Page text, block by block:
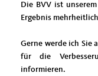
Die BVV ist
Ergebnis
Gerne werde ich Sie
für die
informieren.